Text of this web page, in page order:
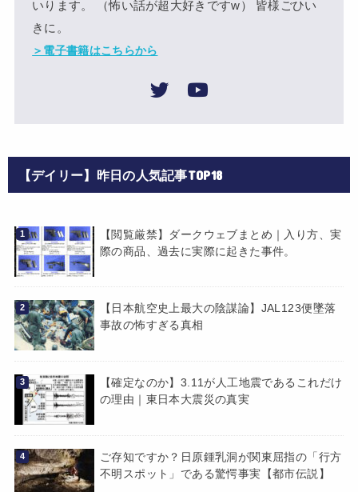
いります。 （怖い話が超大好きですw） 皆様ごひい
きに。
＞電子書籍はこちらから
【デイリー】昨日の人気記事TOP18
【閲覧厳禁】ダークウェブまとめ｜入り方、実
際の商品、過去に実際に起きた事件。
【日本航空史上最大の陰謀論】JAL123便墜落
事故の怖すぎる真相
【確定なのか】3.11が人工地震であるこれだけ
の理由｜東日本大震災の真実
ご存知ですか？日原鍾乳洞が関東屈指の「行方
不明スポット」である驚愕事実【都市伝説】